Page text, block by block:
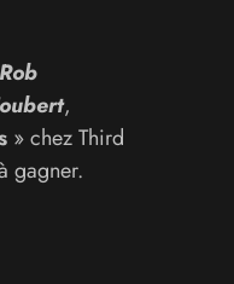
Rob
,
» chez Third
gagner.